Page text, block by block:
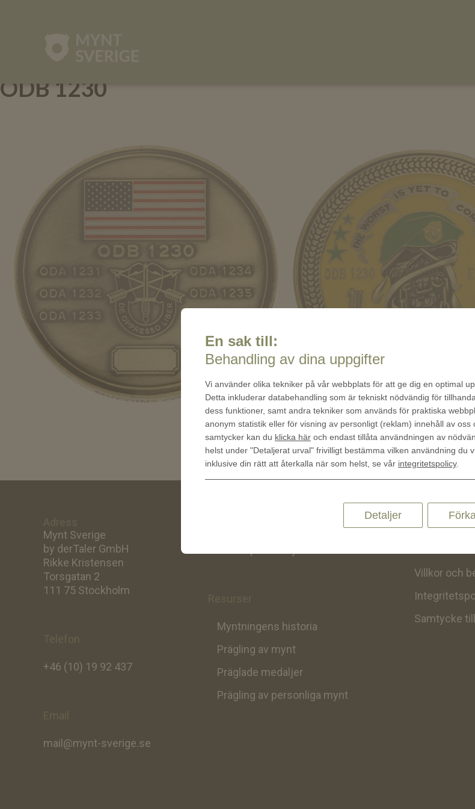
ODB 1230
Mynt Sverige
by derTaler GmbH
Rikke Kristensen
Torsgatan 2
111 75 Stockholm
+46 (10) 19 92 437
mail@mynt-sverige.se
Myntningens historia
Prägling av mynt
Präglade medaljer
Prägling av personliga mynt
Quick Links
Villkor och
Samtycke
En sak till:
Behandling av dina uppgifter
Vi använder olika tekniker på vår webbplats för att ge dig en optimal
Detta inkluderar databehandling som är tekniskt nödvändig för
dess funktioner, samt andra tekniker som används för praktiska
anonym statistik eller för visning av personligt (reklam) innehåll av oss
samtycker kan du klicka här och endast tillåta användningen av
helst under "Detaljerat urval" frivilligt bestämma vilken användning du
inklusive din rätt att återkalla när som helst, se vår integritetspolicy.
Detaljer